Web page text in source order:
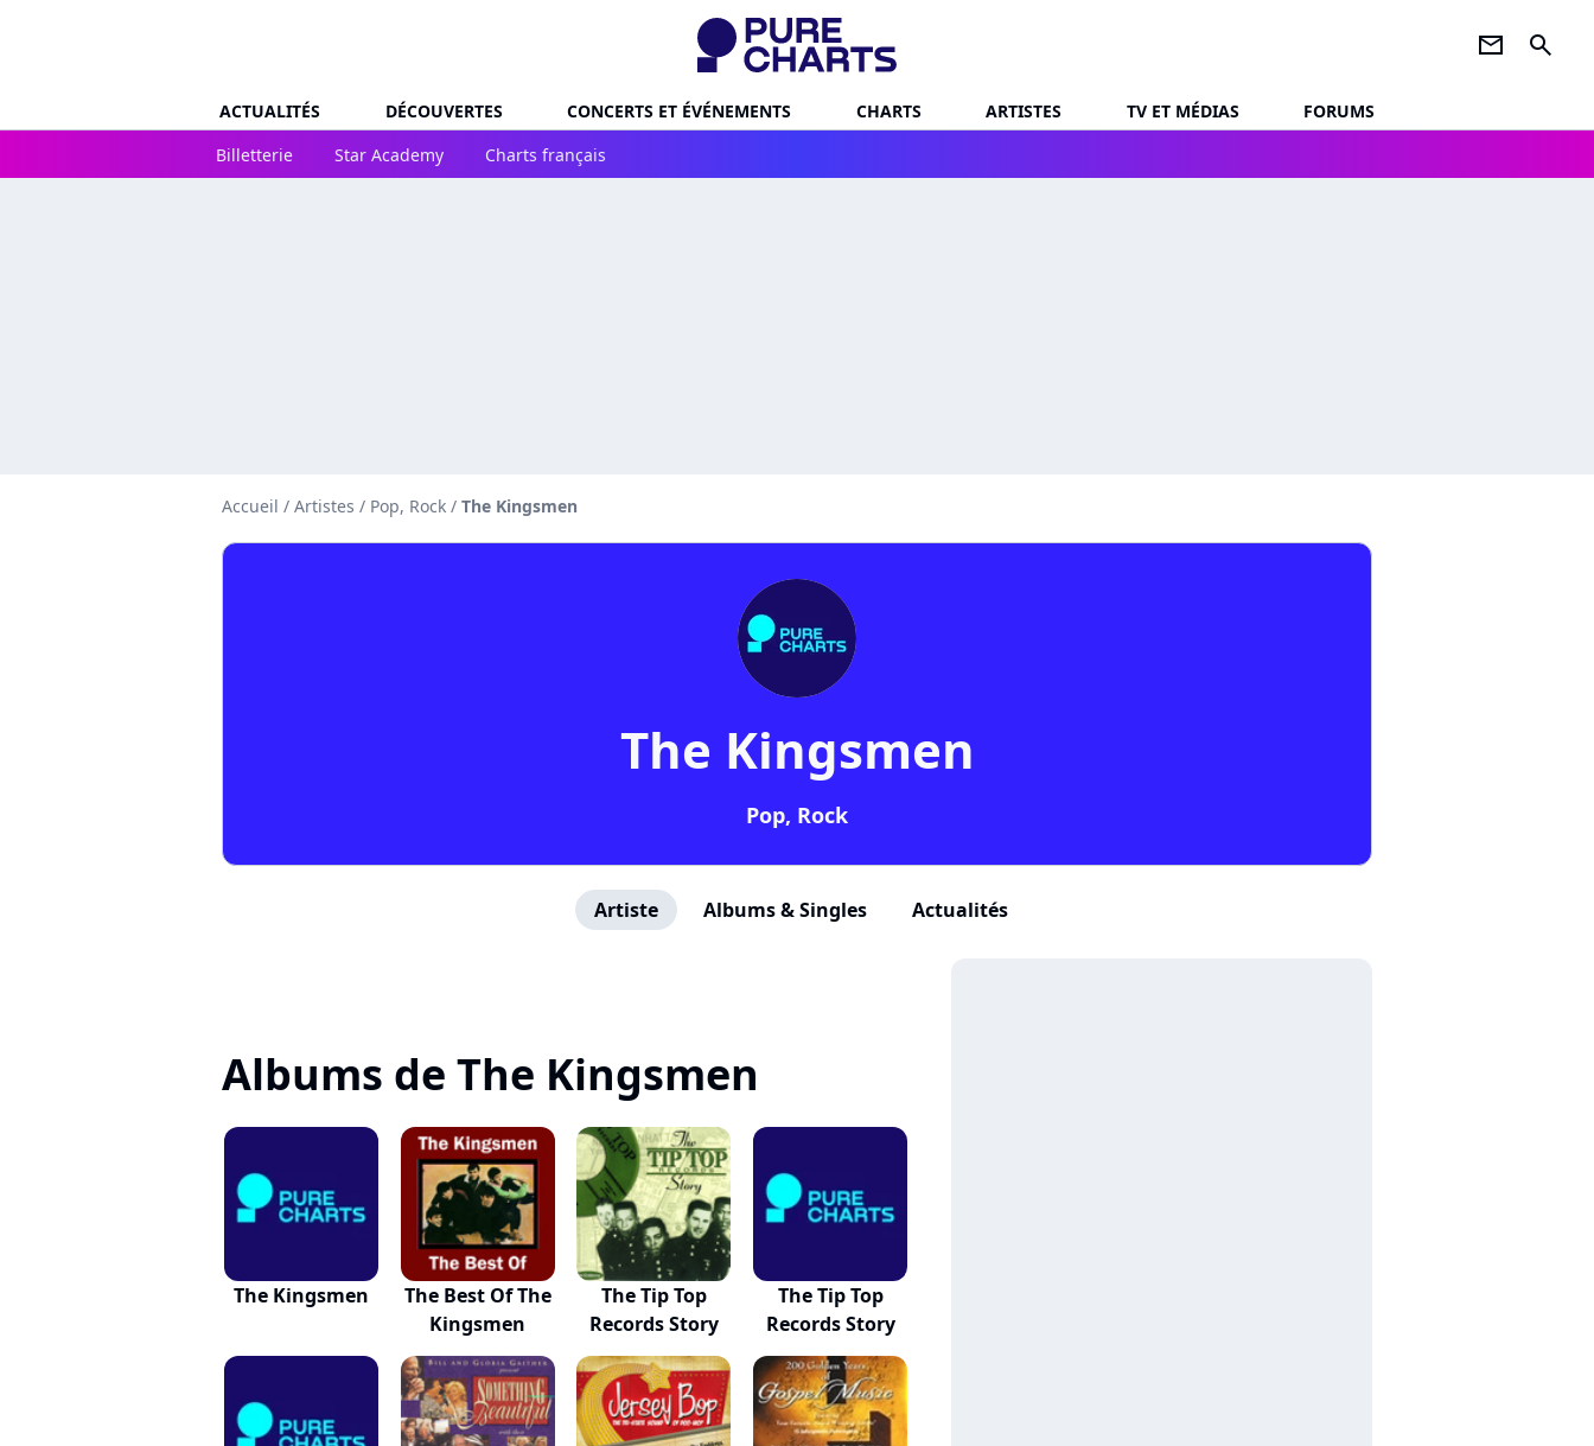
newsletter search
ACTUALITÉS DÉCOUVERTES CONCERTS ET ÉVÉNEMENTS CHARTS ARTISTES TV ET MÉDIAS
FORUMS
Billetterie
Star Academy Charts français
Accueil / Artistes / Pop, Rock / The Kingsmen
The Kingsmen
Pop, Rock
Artiste Albums & Singles Actualités
Albums de The Kingsmen
The Kingsmen
The Best Of The
Kingsmen
The Tip Top
Records Story
The Tip Top
Records Story